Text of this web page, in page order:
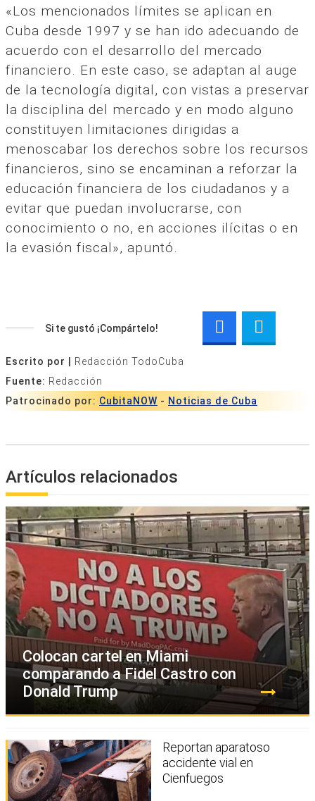
«Los mencionados límites se aplican en
Cuba desde 1997 y se han ido adecuando de
acuerdo con el desarrollo del mercado
financiero. En este caso, se adaptan al auge
de la tecnología digital, con vistas a preservar
la disciplina del mercado y en modo alguno
constituyen limitaciones dirigidas a
menoscabar los derechos sobre los recursos
financieros, sino se encaminan a reforzar la
educación financiera de los ciudadanos y a
evitar que puedan involucrarse, con
conocimiento o no, en acciones ilícitas o en
la evasión fiscal», apuntó.
Si te gustó ¡Compártelo!
Escrito por |
Redacción TodoCuba
Fuente: Redacción
Patrocinado por: CubitaNOW - Noticias de Cuba
Artículos relacionados
Colocan cartel en Miami
comparando a Fidel Castro con
Donald Trump
Reportan aparatoso
accidente vial en
Cienfuegos